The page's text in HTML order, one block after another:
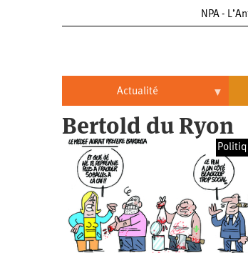
NPA -
Actualité
Actualité
Politique
Entreprises
Entreprises
Automobile
Oppressions
Oppressions
Économie
Bertold du Ryon